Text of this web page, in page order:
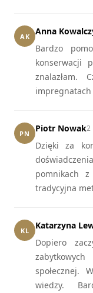
AK Anna
Bardzo
konserwacji
znalazłam.
PN Piotr Nowak2
Dzięki za
pomnikach
tradycyjna
KL Katarzyna
Dopiero
społecznej.
wiedzy.